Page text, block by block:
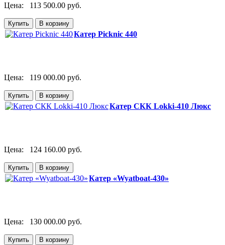
Цена: 113 500.00 руб.
Катер Picknic 440
Цена: 119 000.00 руб.
Катер СКК Lokki-410 Люкс
Цена: 124 160.00 руб.
Катер «Wyatboat-430»
Цена: 130 000.00 руб.